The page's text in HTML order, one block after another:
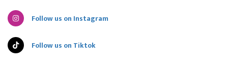
Follow us on Instagram
Follow us on Tiktok